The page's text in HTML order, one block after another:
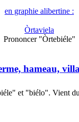
en graphie alibertine :
Òrtaviela
Prononcer "Òrtebiéle"
hameau,
et "biélo". Vient